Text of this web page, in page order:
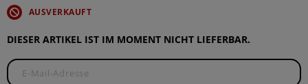
AUSVERKAUFT
DIESER ARTIKEL IST IM MOMENT NICHT LIEFERBAR.